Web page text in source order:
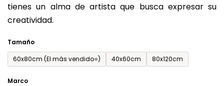
tienes un alma de artista que busca expresar su
creatividad.
Tamaño
60x80cm (El más vendido⭐)
40x60cm 80x120cm
Marco